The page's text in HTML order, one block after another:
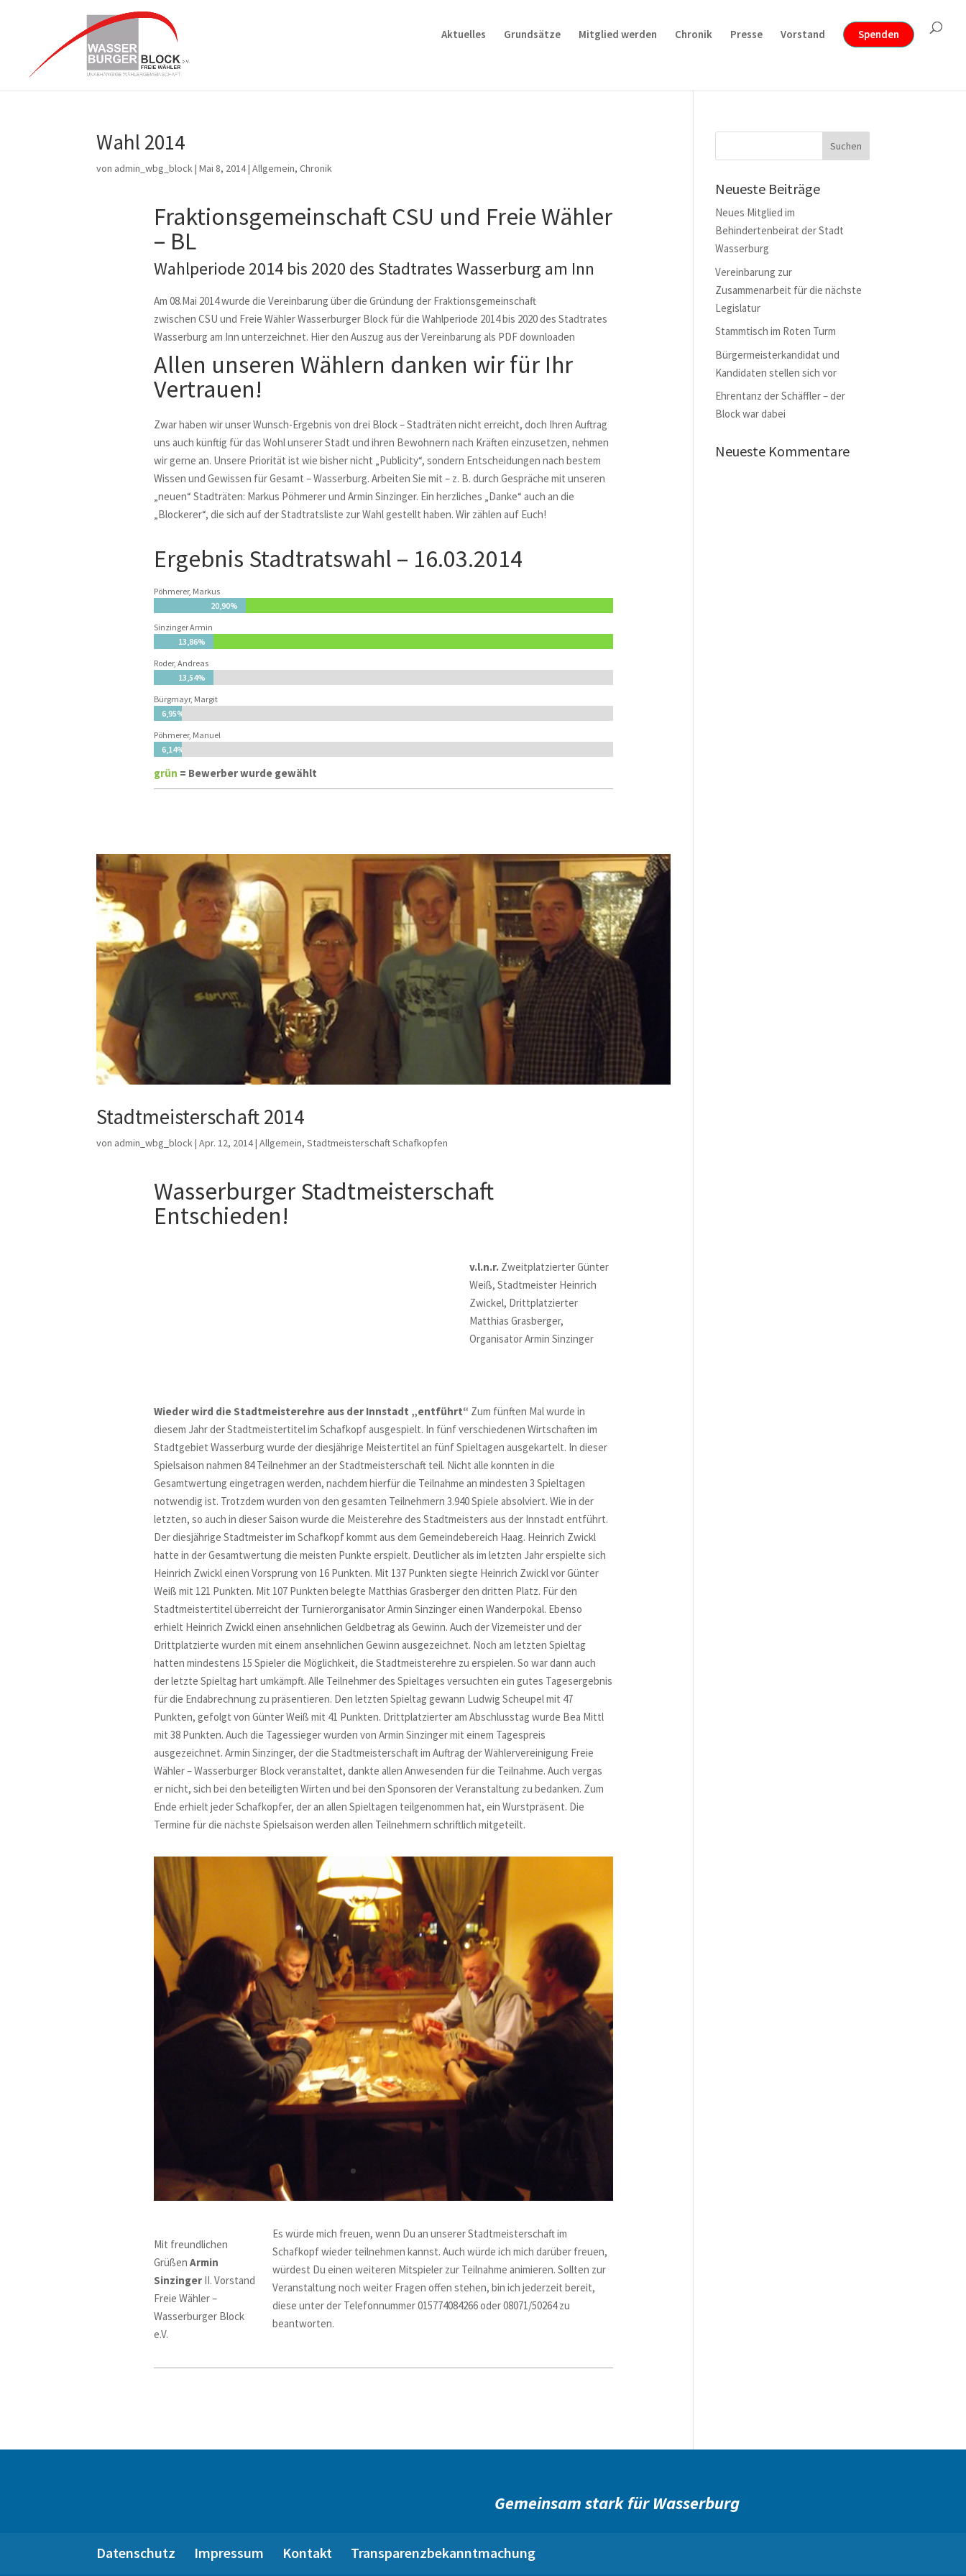
Aktuelles Grundsätze Mitglied werden Chronik Presse Vorstand Spenden
Wahl 2014
von admin_wbg_block|Mai 8, 2014|Allgemein,Chronik
Fraktionsgemeinschaft CSU und Freie Wähler
– BL
Wahlperiode 2014 bis 2020 des Stadtrates Wasserburg am Inn
Am 08.Mai 2014 wurde die Vereinbarung über die Gründung der Fraktionsgemeinschaft
zwischenCSU und Freie Wähler Wasserburger Block für die Wahlperiode 2014 bis 2020 des Stadtrates
Wasserburg am Inn unterzeichnet. Hier den Auszug aus der Vereinbarung als PDF downloaden
Allen unseren Wählern danken wir für Ihr
Vertrauen!
Zwar haben wir unser Wunsch-Ergebnis von drei Block – Stadträten nicht erreicht, doch Ihren Auftrag
uns auch künftig für das Wohl unserer Stadt und ihren Bewohnern nach Kräften einzusetzen, nehmen
wir gerne an. Unsere Priorität ist wie bisher nicht „Publicity“, sondern Entscheidungen nach bestem
Wissen und Gewissen für Gesamt – Wasserburg. Arbeiten Sie mit – z. B. durch Gespräche mit unseren
„neuen“ Stadträten: Markus Pöhmerer und Armin Sinzinger. Ein herzliches „Danke“ auch an die
„Blockerer“, die sich auf der Stadtratsliste zur Wahl gestellt haben. Wir zählen auf Euch!
Ergebnis Stadtratswahl – 16.03.2014
Pöhmerer, Markus
20,90%
20,90%
Sinzinger Armin
13,86%
13,86%
Roder, Andreas
13,54%
13,54%
Bürgmayr, Margit
6,95%
6,95%
Pöhmerer, Manuel
6,14%
6,14%
grün = Bewerber wurde gewählt
Stadtmeisterschaft 2014
von admin_wbg_block|Apr. 12, 2014|Allgemein,Stadtmeisterschaft Schafkopfen
Wasserburger Stadtmeisterschaft
Entschieden!
v.l.n.r.Zweitplatzierter Günter
Weiß, Stadtmeister Heinrich
Zwickel, Drittplatzierter
Matthias Grasberger,
Organisator Armin Sinzinger
Wieder wird die Stadtmeisterehre aus der Innstadt „entführt“ Zum fünften Mal wurde in
diesem Jahr der Stadtmeistertitel im Schafkopf ausgespielt. In fünf verschiedenen Wirtschaften im
Stadtgebiet Wasserburg wurde der diesjährige Meistertitel an fünf Spieltagen ausgekartelt. In dieser
Spielsaison nahmen 84 Teilnehmer an der Stadtmeisterschaft teil. Nicht alle konnten in die
Gesamtwertung eingetragen werden, nachdem hierfür die Teilnahme an mindesten 3 Spieltagen
notwendig ist. Trotzdem wurden von den gesamten Teilnehmern 3.940 Spiele absolviert. Wie in der
letzten, so auch in dieser Saison wurde die Meisterehre des Stadtmeisters aus der Innstadt entführt.
Der diesjährige Stadtmeister im Schafkopf kommt aus dem Gemeindebereich Haag. Heinrich Zwickl
hatte in der Gesamtwertung die meisten Punkte erspielt. Deutlicher als im letzten Jahr erspielte sich
Heinrich Zwickl einen Vorsprung von 16 Punkten. Mit 137 Punkten siegte Heinrich Zwickl vor Günter
Weiß mit 121 Punkten. Mit 107 Punkten belegte Matthias Grasberger den dritten Platz. Für den
Stadtmeistertitel überreicht der Turnierorganisator Armin Sinzinger einen Wanderpokal. Ebenso
erhielt Heinrich Zwickl einen ansehnlichen Geldbetrag als Gewinn. Auch der Vizemeister und der
Drittplatzierte wurden mit einem ansehnlichen Gewinn ausgezeichnet. Noch am letzten Spieltag
hatten mindestens 15 Spieler die Möglichkeit, die Stadtmeisterehre zu erspielen. So war dann auch
der letzte Spieltag hart umkämpft. Alle Teilnehmer des Spieltages versuchten ein gutes Tagesergebnis
für die Endabrechnung zu präsentieren. Den letzten Spieltag gewann Ludwig Scheupel mit 47
Punkten, gefolgt von Günter Weiß mit 41 Punkten. Drittplatzierter am Abschlusstag wurde Bea Mittl
mit 38 Punkten. Auch die Tagessieger wurden von Armin Sinzinger mit einem Tagespreis
ausgezeichnet. Armin Sinzinger, der die Stadtmeisterschaft im Auftrag der Wählervereinigung Freie
Wähler – Wasserburger Block veranstaltet, dankte allen Anwesenden für die Teilnahme. Auch vergas
er nicht, sich bei den beteiligten Wirten und bei den Sponsoren der Veranstaltung zu bedanken. Zum
Ende erhielt jeder Schafkopfer, der an allen Spieltagen teilgenommen hat, ein Wurstpräsent. Die
Termine für die nächste Spielsaison werden allen Teilnehmern schriftlich mitgeteilt.
Mit freundlichen
GrüßenArmin
Sinzinger II. Vorstand
Freie Wähler –
Wasserburger Block
e.V.
Es würde mich freuen, wenn Du an unserer Stadtmeisterschaft im
Schafkopf wieder teilnehmen kannst. Auch würde ich mich darüber freuen,
würdest Du einen weiteren Mitspieler zur Teilnahme animieren. Sollten zur
Veranstaltung noch weiter Fragen offen stehen, bin ich jederzeit bereit,
diese unter der Telefonnummer 015774084266 oder 08071/50264 zu
beantworten.
Neueste Beiträge
Neues Mitglied im
Behindertenbeirat der Stadt
Wasserburg
Vereinbarung zur
Zusammenarbeit für die nächste
Legislatur
Stammtisch im Roten Turm
Bürgermeisterkandidat und
Kandidaten stellen sich vor
Ehrentanz der Schäffler – der
Block war dabei
Neueste Kommentare
Gemeinsam stark für Wasserburg
Datenschutz Impressum Kontakt Transparenzbekanntmachung